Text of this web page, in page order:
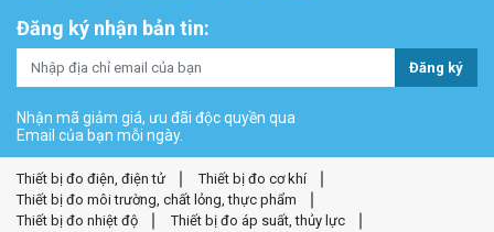
Đăng ký nhận bản tin:
Đăng ký
Nhận mã giảm giá, ưu đãi độc quyền qua
Email của bạn mỗi ngày.
Thiết bị đo điện, điện tử
Thiết bị đo cơ khí
Thiết bị đo môi trường, chất lỏng, thực phẩm
Thiết bị đo nhiệt độ
Thiết bị đo áp suất, thủy lực